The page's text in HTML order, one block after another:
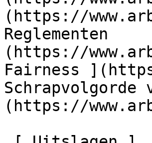
(https://
Reglementen
(https://
Fairness
Schrapvolgorde
(https://